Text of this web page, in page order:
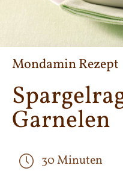
Mondamin Rezept
Garnelen
30 Minuten